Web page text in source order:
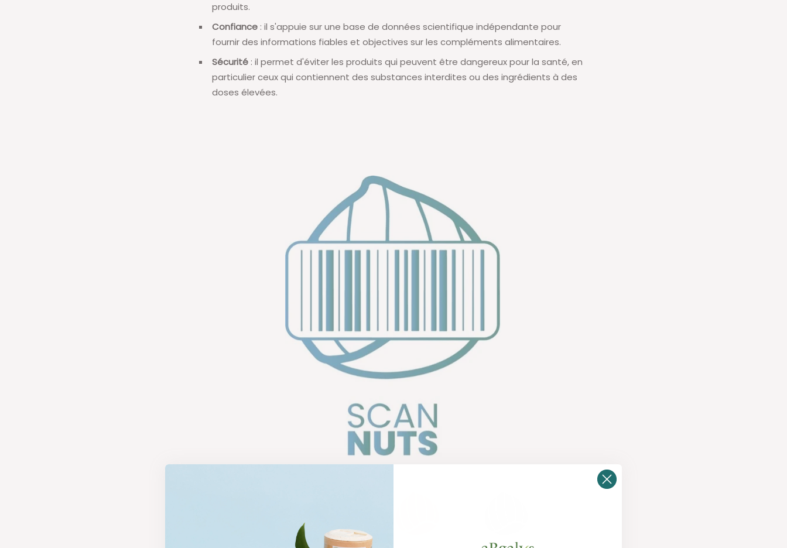
produits.
Confiance: il s'appuie sur une base de données scientifique indépendante pour
fournir des informations fiables et objectives sur les compléments alimentaires.
Sécurité: il permet d'éviter les produits qui peuvent être dangereux pour la santé, en
particulier ceux qui contiennent des substances interdites ou des ingrédients à des
doses élevées.